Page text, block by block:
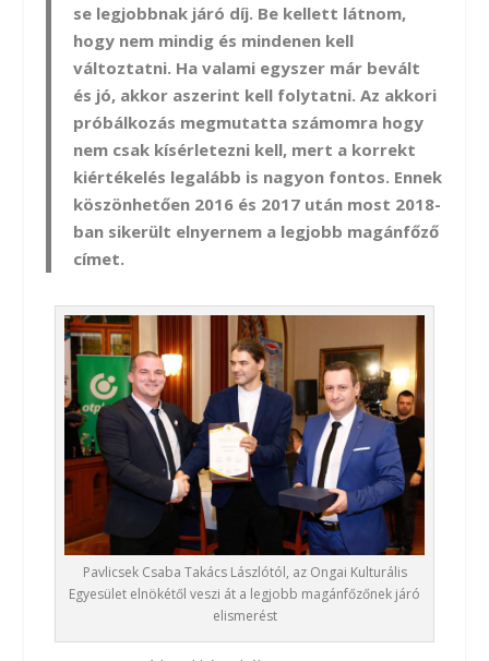
se legjobbnak járó díj. Be kellett látnom,
hogy nem mindig és mindenen kell
változtatni. Ha valami egyszer már bevált
és jó, akkor aszerint kell folytatni. Az akkori
próbálkozás megmutatta számomra hogy
nem csak kísérletezni kell, mert a korrekt
kiértékelés legalább is nagyon fontos. Ennek
köszönhetően 2016 és 2017 után most 2018-
ban sikerült elnyernem a legjobb magánfőző
címet.
Pavlicsek Csaba Takács Lászlótól, az Ongai Kulturális
Egyesület elnökétől veszi át a legjobb magánfőzőnek járó
elismerést